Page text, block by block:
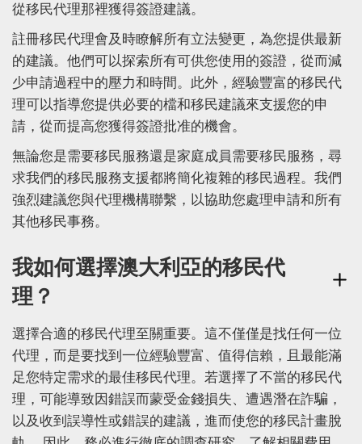
從移民代理那裡獲得簽證建議。
註冊移民代理會及時瞭解所有立法變更，為您提供最新
的建議。他們可以探索所有可供您使用的簽證，從而減
少申請過程中的壓力和時間。此外，經驗豐富的移民代
理可以指導您提供必要的檔和移民建議來支援您的申
請，從而提高您獲得簽證批准的機會。
無論您是需要移民服務還是家庭成員需要移民服務，尋
求我們的移民服務支援都將簡化複雜的移民過程。我們
強烈建議您與代理機構聯繫，以協助您處理申請和所有
其他移民事務。
我如何選擇澳大利亞的移民代
理？
選擇合適的移民代理至關重要。這不僅僅是找任何一位
代理，而是要找到一位經驗豐富、值得信賴，且最能滿
足您特定需求的最佳移民代理。若選擇了不當的移民代
理，可能導致因錯誤而蒙受金錢損失、遭遇潛在詐騙，
以及收到誤導性或錯誤的建議，進而使您的移民計畫脫